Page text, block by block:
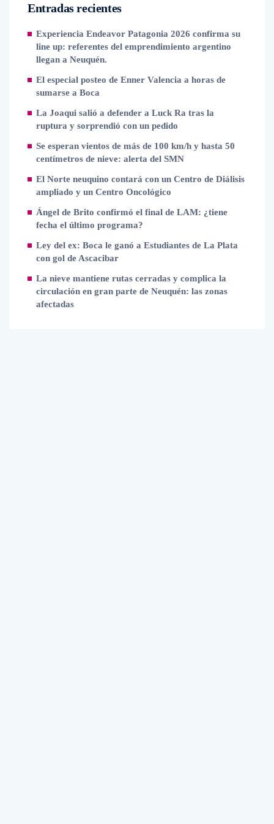
Entradas recientes
Experiencia Endeavor Patagonia 2026 confirma su
line up: referentes del emprendimiento argentino
llegan a Neuquén.
El especial posteo de Enner Valencia a horas de
sumarse a Boca
La Joaqui salió a defender a Luck Ra tras la
ruptura y sorprendió con un pedido
Se esperan vientos de más de 100 km/h y hasta 50
centímetros de nieve: alerta del SMN
El Norte neuquino contará con un Centro de Diálisis
ampliado y un Centro Oncológico
Ángel de Brito confirmó el final de LAM: ¿tiene
fecha el último programa?
Ley del ex: Boca le ganó a Estudiantes de La Plata
con gol de Ascacibar
La nieve mantiene rutas cerradas y complica la
circulación en gran parte de Neuquén: las zonas
afectadas